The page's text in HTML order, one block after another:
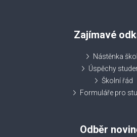
Zajímavé
Nástěnka
Úspěchy
Školní řád
Formuláře pro
Odběr